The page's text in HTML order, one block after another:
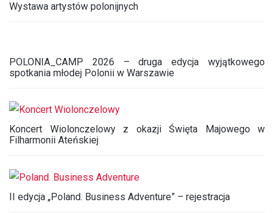
Wystawa artystów polonijnych
POLONIA_CAMP 2026 – druga edycja wyjątkowego
spotkania młodej Polonii w Warszawie
Koncert Wiolonczelowy z okazji Święta Majowego w
Filharmonii Ateńskiej
II edycja „Poland. Business Adventure” – rejestracja